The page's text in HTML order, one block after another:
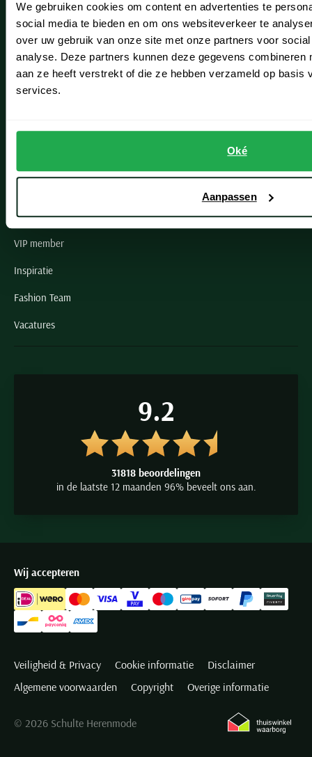
We gebruiken cookies om content en advertenties te
social media te bieden en om ons websiteverkeer te
over uw gebruik van onze site met onze partners voor
analyse. Deze partners kunnen deze gegevens combineren
aan ze heeft verstrekt of die ze hebben verzameld op basis
services.
Oké
Aanpassen
Leiderdorp
Lisse
Noordwijk
Oegstgeest
Paul & Shark specialist
VIP member
Inspiratie
Fashion Team
Vacatures
9.2
31818 beoordelingen
in de laatste 12 maanden 96% beveelt ons aan.
Wij accepteren
Veiligheid & Privacy Cookie informatie
Disclaimer
Algemene voorwaarden
Copyright Overige informatie
© 2026 Schulte Herenmode